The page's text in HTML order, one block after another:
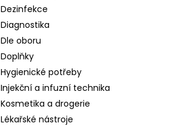
Dezinfekce
Diagnostika
Dle oboru
Doplňky
Hygienické potřeby
Injekční a infuzní technika
Kosmetika a drogerie
Lékařské nástroje